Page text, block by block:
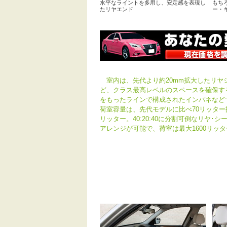
水平なライントを多用し、安定感を表現し
たリヤエンド
もち
ー・
室内は、先代より約20mm拡大したリヤ
ど、クラス最高レベルのスペースを確保
をもったラインで構成されたインパネな
荷室容量は、先代モデルに比べ70リッタ
リッター。40:20:40に分割可倒なリヤ･シ
アレンジが可能で、荷室は最大1600リッ